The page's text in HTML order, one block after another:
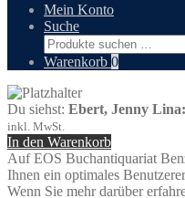
Mein Konto
Suche
Suchen
nach:
Warenkorb 0
Du siehst: Ebert, Jenny
inkl. MwSt.
In den Warenkorb
Auf EOS Buchantiquariat
Ihnen ein optimales
Wenn Sie mehr darüber